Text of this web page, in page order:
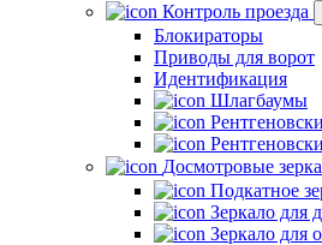
Контроль проезда
Блокираторы
Приводы для ворот
Идентификация
Шлагбаумы
Досмотровые
Подкатное
Зеркало для
Зеркало для